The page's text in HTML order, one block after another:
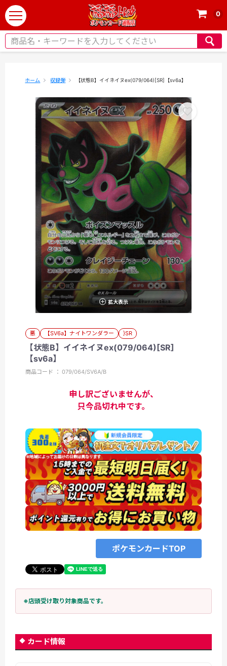
t
o
g
0
ホーム 収録弾 【状態B】イイネイヌex(079/064)[SR]【sv6a】
拡大表示
悪 【SV6a】ナイトワンダラー }SR
【状態B】イイネイヌex(079/064)[SR]
【sv6a】
商品コード ： 079/064/SV6A/B
申し訳ございませんが、
只今品切れ中です。
ポケモンカードTOP
※店頭受け取り対象商品です。
カード情報